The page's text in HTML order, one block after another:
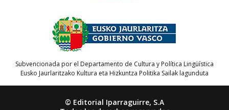
Subvencionada por el Departamento de Cultura y Política Lingüística
Eusko Jaurlaritzako Kultura eta Hizkuntza Politika Sailak lagunduta
© Editorial Iparraguirre, S.A